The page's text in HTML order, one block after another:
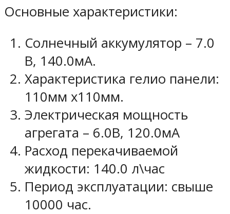
Основные характеристики:
Солнечный аккумулятор – 7.0
В, 140.0мА.
Характеристика гелио панели:
110мм х110мм.
Электрическая мощность
агрегата – 6.0В, 120.0мА
Расход перекачиваемой
жидкости: 140.0 л\час
Период эксплуатации: свыше
10000 час.